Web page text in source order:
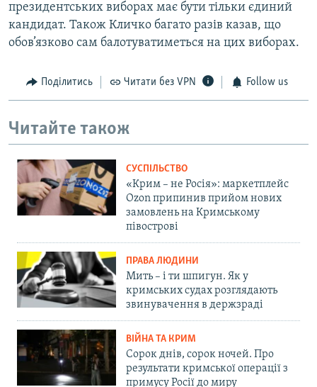
президентських виборах має бути тільки єдиний
кандидат. Також Кличко багато разів казав, що
обов’язково сам балотуватиметься на цих виборах.
Поділитись Читати без VPN Follow us
Читайте також
СУСПІЛЬСТВО
«Крим – не Росія»: маркетплейс
Ozon припинив прийом нових
замовлень на Кримському
півострові
ПРАВА ЛЮДИНИ
Мить – і ти шпигун. Як у
кримських судах розглядають
звинувачення в держзраді
ВІЙНА ТА КРИМ
Сорок днів, сорок ночей. Про
результати кримської операції з
примусу Росії до миру